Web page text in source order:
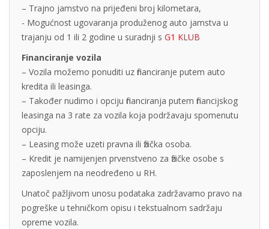
– Trajno jamstvo na prijeđeni broj kilometara,
- Mogućnost ugovaranja produženog auto jamstva u
trajanju od 1 ili 2 godine u suradnji s G1 KLUB
Financiranje vozila
– Vozila možemo ponuditi uz financiranje putem auto
kredita ili leasinga.
– Također nudimo i opciju financiranja putem financijskog
leasinga na 3 rate za vozila koja podržavaju spomenutu
opciju.
– Leasing može uzeti pravna ili fizička osoba.
– Kredit je namijenjen prvenstveno za fizičke osobe s
zaposlenjem na neodređeno u RH.
Unatoč pažljivom unosu podataka zadržavamo pravo na
pogreške u tehničkom opisu i tekstualnom sadržaju
opreme vozila.